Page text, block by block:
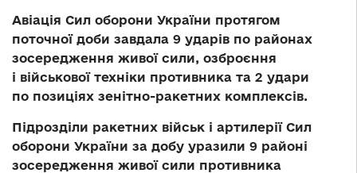
Авіація Сил оборони України протягом
поточної доби завдала 9 ударів по районах
зосередження живої сили, озброєння
і військової техніки противника та 2 удари
по позиціях зенітно-ракетних комплексів.
Підрозділи ракетних військ і артилерії Сил
оборони України за добу уразили 9 районі
зосередження живої сили противника